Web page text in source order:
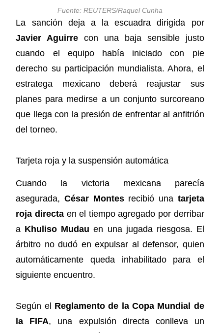
Fuente: REUTERS/Raquel Cunha
La sanción deja a la escuadra dirigida por
Javier Aguirre con una baja sensible justo
cuando el equipo había iniciado con pie
derecho su participación mundialista. Ahora, el
estratega mexicano deberá reajustar sus
planes para medirse a un conjunto surcoreano
que llega con la presión de enfrentar al anfitrión
del torneo.
Tarjeta roja y la suspensión automática
Cuando la victoria mexicana parecía
asegurada,César Montesrecibió una tarjeta
roja directa en el tiempo agregado por derribar
a Khuliso Mudau en una jugada riesgosa. El
árbitro no dudó en expulsar al defensor, quien
automáticamente queda inhabilitado para el
siguiente encuentro.
Según el Reglamento de la Copa Mundial de
la FIFA, una expulsión directa conlleva un